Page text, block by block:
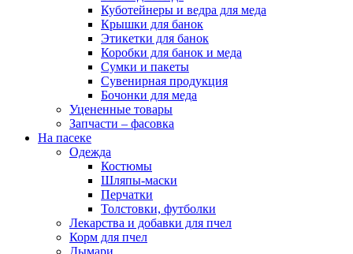
Куботейнеры и ведра для меда
Крышки для банок
Этикетки для банок
Коробки для банок и меда
Сумки и пакеты
Сувенирная продукция
Бочонки для меда
Уцененные товары
Запчасти – фасовка
На пасеке
Одежда
Костюмы
Шляпы-маски
Перчатки
Толстовки, футболки
Лекарства и добавки для пчел
Корм для пчел
Дымари